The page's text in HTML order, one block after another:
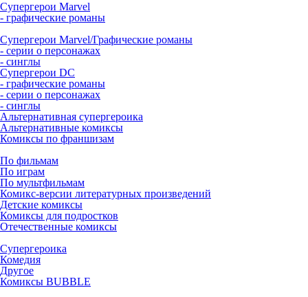
Супергерои Marvel
- графические романы
Супергерои Marvel/Графические романы
- серии о персонажах
- синглы
Супергерои DC
- графические романы
- серии о персонажах
- синглы
Альтернативная супергероика
Альтернативные комиксы
Комиксы по франшизам
По фильмам
По играм
По мультфильмам
Комикс-версии литературных произведений
Детские комиксы
Комиксы для подростков
Отечественные комиксы
Супергероика
Комедия
Другое
Комиксы BUBBLE